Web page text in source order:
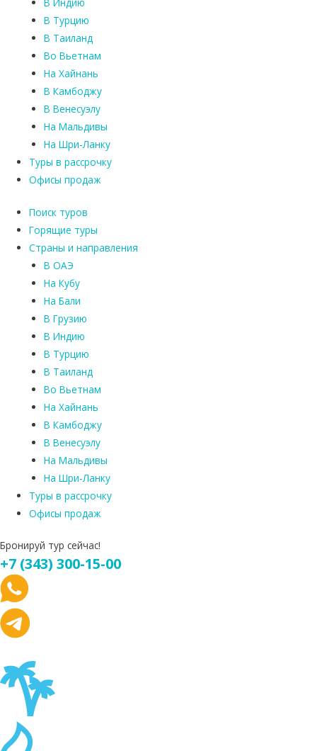
В Турцию
В Таиланд
Во Вьетнам
На Хайнань
В Камбоджу
В Венесуэлу
На Мальдивы
На Шри-Ланку
Туры в рассрочку
Офисы продаж
Поиск туров
Горящие туры
Страны и направления
В ОАЭ
На Кубу
На Бали
В Грузию
В Индию
В Турцию
В Таиланд
Во Вьетнам
На Хайнань
В Камбоджу
В Венесуэлу
На Мальдивы
На Шри-Ланку
Туры в рассрочку
Офисы продаж
Бронируй тур сейчас!
+7 (343) 300-15-00